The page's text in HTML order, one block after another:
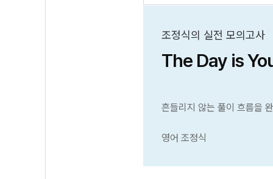
조정식의 실전 모의고사
The Day is
흔들리지 않는 풀이 흐름을
영어 조정식